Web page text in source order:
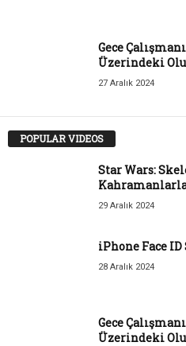
Gece
Üzerindeki
27 Aralık 2024
POPULAR VIDEOS
Star Wars:
29 Aralık 2024
iPhone Face
28 Aralık 2024
Gece
Üzerindeki